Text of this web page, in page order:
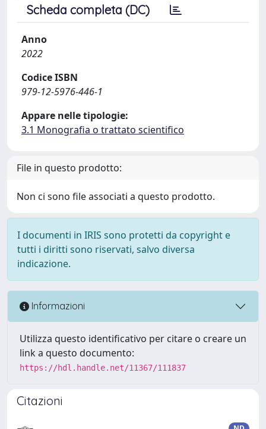
Scheda completa (DC)
Anno
2022
Codice ISBN
979-12-5976-446-1
Appare nelle tipologie:
3.1 Monografia o trattato scientifico
File in questo prodotto:
Non ci sono file associati a questo prodotto.
I documenti in IRIS sono protetti da copyright e
tutti i diritti sono riservati, salvo diversa
indicazione.
Informazioni
Utilizza questo identificativo per citare o creare un
link a questo documento:
https://hdl.handle.net/11367/111837
Citazioni